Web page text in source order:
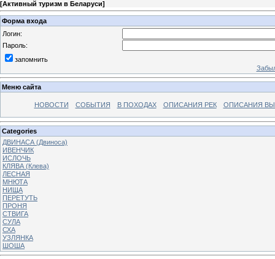
[Активный туризм в Беларуси]
Форма входа
Логин:
Пароль:
запомнить
Меню сайта
НОВОСТИ СОБЫТИЯ В ПОХОДАХ ОПИСАНИЯ РЕК ОПИСАНИЯ
Categories
ДВИНАСА (Двиноса)
ИВЕНЧИК
ИСЛОЧЬ
КЛЯВА (Клева)
ЛЕСНАЯ
МНЮТА
НИЩА
ПЕРЕТУТЬ
ПРОНЯ
СТВИГА
СУЛА
СХА
УЗЛЯНКА
ШОША